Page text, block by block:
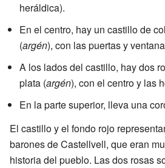
heráldica).
En el centro, hay un castillo de
(argén), con las puertas y
A los lados del castillo, hay dos
plata (argén), con el centro y las
En la parte superior, lleva una
El castillo y el fondo rojo
barones de Castellvell, que eran
historia del pueblo. Las dos rosas